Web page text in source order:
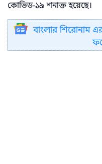
কোভিড-১৯ শনাক্ত হয়েছে।
বাংলার শিরোনাম